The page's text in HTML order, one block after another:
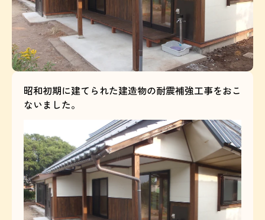
昭和初期に建てられた建造物の耐震補強工事をおこ
ないました。